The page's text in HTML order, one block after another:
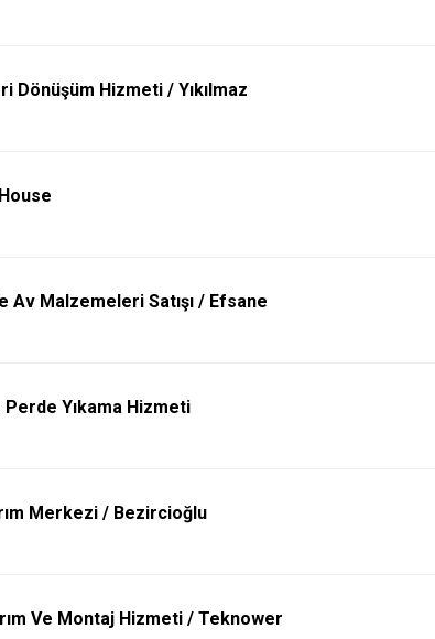
Dönüşüm Hizmeti / Yıkılmaz
Malzemeleri Satışı / Efsane
Perde Yıkama Hizmeti
Merkezi / Bezircioğlu
Ve Montaj Hizmeti / Teknower